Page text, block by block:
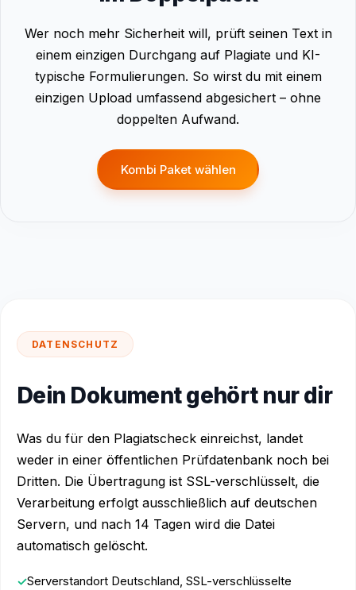
Wer noch mehr Sicherheit will, prüft seinen Text in
einem einzigen Durchgang auf Plagiate und KI-
typische Formulierungen. So wirst du mit einem
einzigen Upload umfassend abgesichert – ohne
doppelten Aufwand.
Kombi Paket wählen
DATENSCHUTZ
Dein Dokument gehört nur dir
Was du für den Plagiatscheck einreichst, landet
weder in einer öffentlichen Prüfdatenbank noch bei
Dritten. Die Übertragung ist SSL-verschlüsselt, die
Verarbeitung erfolgt ausschließlich auf deutschen
Servern, und nach 14 Tagen wird die Datei
automatisch gelöscht.
Serverstandort Deutschland, SSL-verschlüsselte